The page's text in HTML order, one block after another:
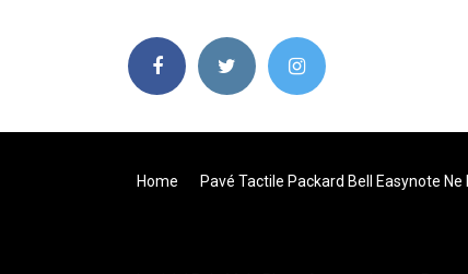
Home Pavé Tactile Packard Bell Easynote Ne